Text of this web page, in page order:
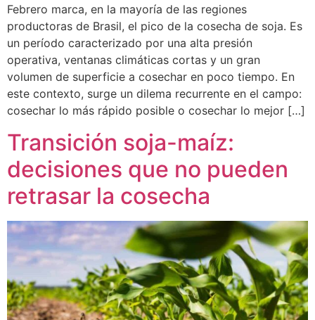
Febrero marca, en la mayoría de las regiones
productoras de Brasil, el pico de la cosecha de soja. Es
un período caracterizado por una alta presión
operativa, ventanas climáticas cortas y un gran
volumen de superficie a cosechar en poco tiempo. En
este contexto, surge un dilema recurrente en el campo:
cosechar lo más rápido posible o cosechar lo mejor […]
Transición soja-maíz:
decisiones que no pueden
retrasar la cosecha